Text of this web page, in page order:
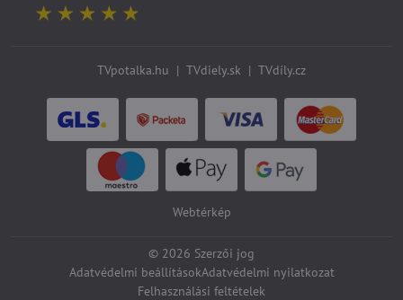
TVpotalka.hu | TVdiely.sk | TVdíly.cz
Webtérkép
© 2026 Szerzői jog
Adatvédelmi beállításokAdatvédelmi nyilatkozat
Felhasználási feltételek